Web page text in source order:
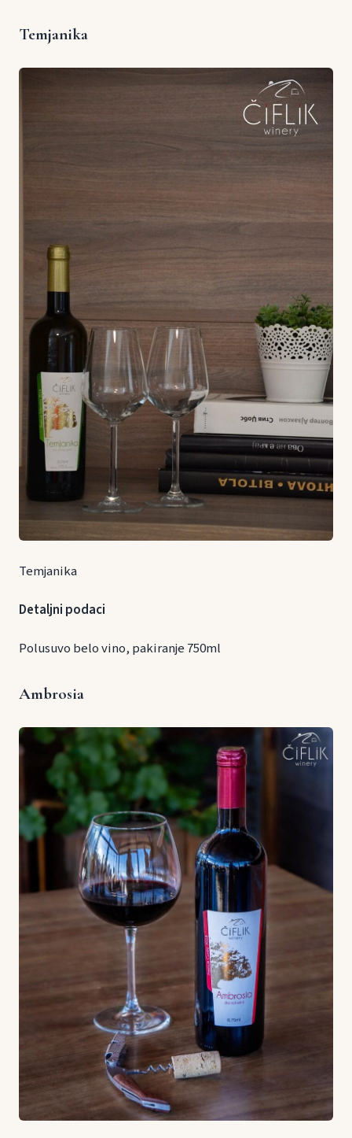
Temjanika
Temjanika
Detaljni podaci
Polusuvo belo vino, pakiranje 750ml
Ambrosia